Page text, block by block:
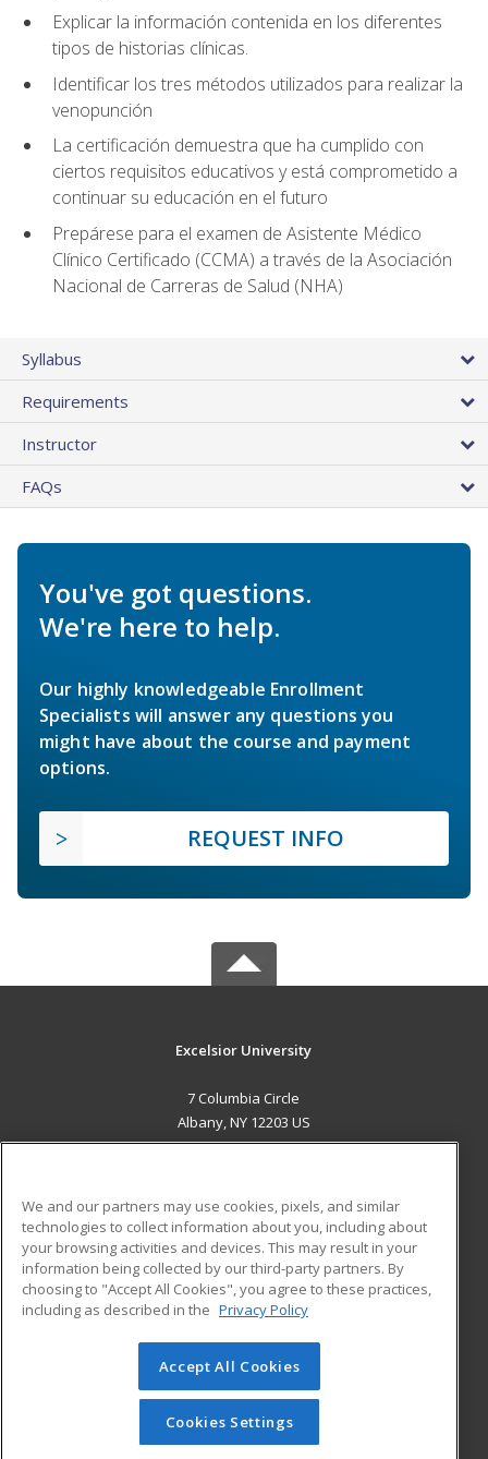
Explicar la información contenida en los diferentes
tipos de historias clínicas.
Identificar los tres métodos utilizados para realizar la
venopunción
La certificación demuestra que ha cumplido con
ciertos requisitos educativos y está comprometido a
continuar su educación en el futuro
Prepárese para el examen de Asistente Médico
Clínico Certificado (CCMA) a través de la Asociación
Nacional de Carreras de Salud (NHA)
Syllabus
Requirements
Instructor
FAQs
You've got questions.
We're here to help.
Our highly knowledgeable Enrollment
Specialists will answer any questions you
might have about the course and payment
options.
REQUEST INFO
Excelsior University
7 Columbia Circle
Albany, NY 12203 US
ADDITIONAL RESOURCES
Military
Financial Assistance
Help
Student Blog
© 2026 ed2go, a division of Cengage Learning. All rights
reserved. The material on this site cannot be reproduced or
redistributed unless you have obtained prior written
permission from Cengage Learning.Privacy Policy
We and our partners may use cookies, pixels, and similar
technologies to collect information about you, including about
your browsing activities and devices. This may result in your
information being collected by our third-party partners. By
choosing to "Accept All Cookies", you agree to these practices,
including as described in the Privacy Policy
Accept All Cookies
Cookies Settings